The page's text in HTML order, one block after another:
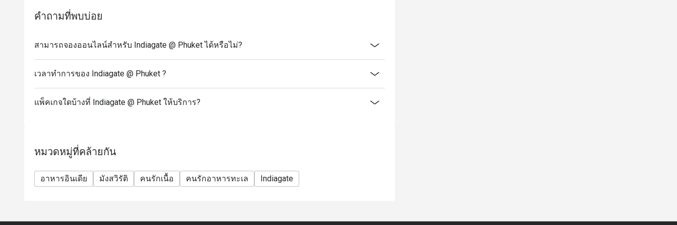
คำถามที่พบบ่อย
สามารถจองออนไลน์สำหรับ Indiagate @ Phuket ได้หรือไม่?
เวลาทำการของ Indiagate @ Phuket ?
แพ็คเกจใดบ้างที่ Indiagate @ Phuket ให้บริการ?
หมวดหมู่ที่คล้ายกัน
อาหารอินเดีย มังสวิรัติ คนรักเนื้อ คนรักอาหารทะเล Indiagate